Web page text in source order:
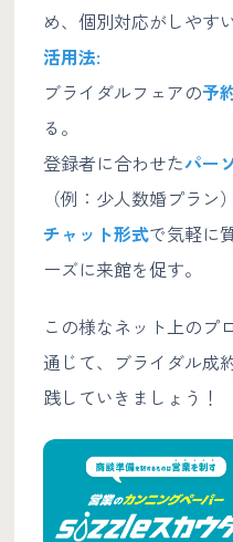
め、個別対応がしやす
活用法:
ブライダルフェアの予
る。
登録者に合わせたパー
（例：少人数婚プラン
チャット形式で気軽に
ーズに来館を促す。
この様なネット上のプ
通じて、ブライダル成
践していきましょう！